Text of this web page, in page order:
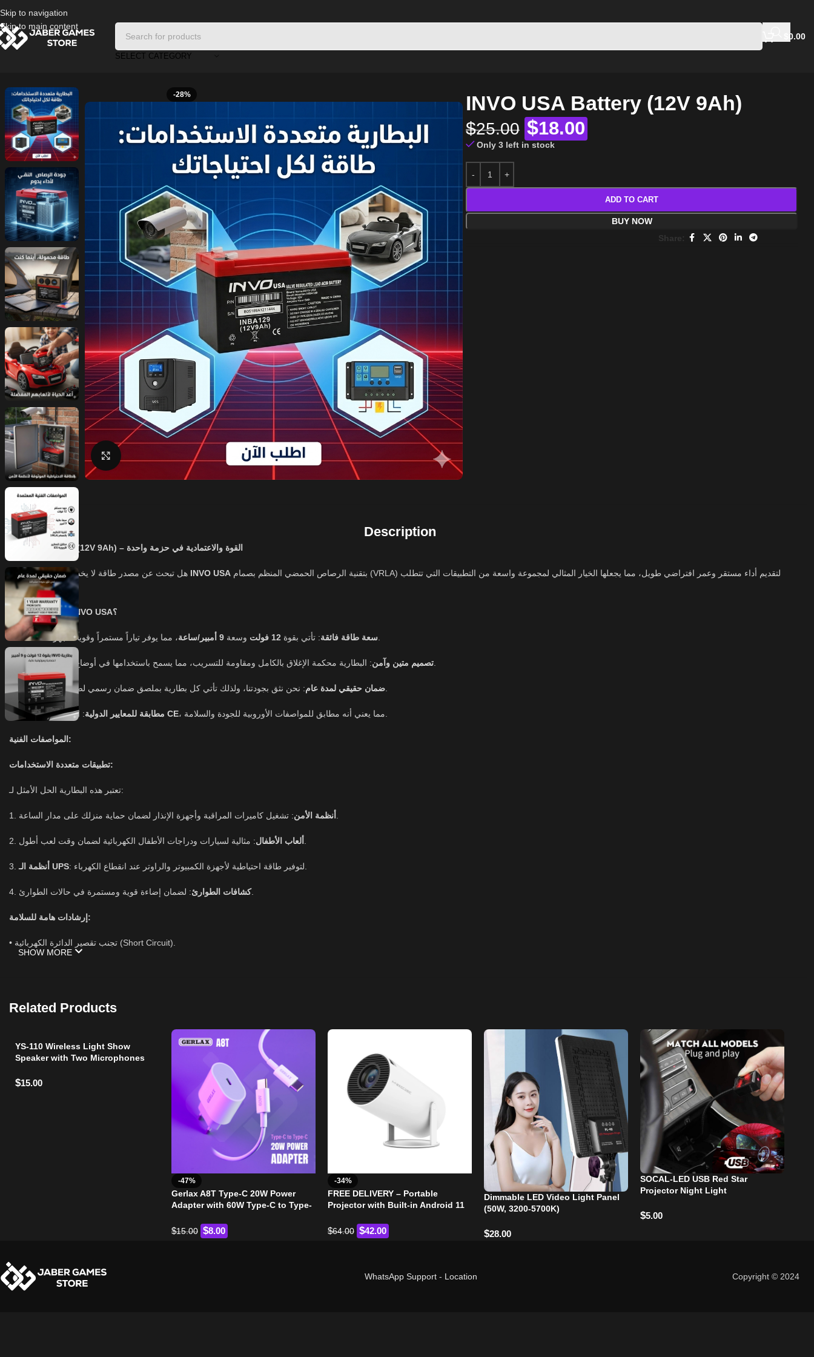
Skip to navigation
Skip to main content
SELECT CATEGORY
0.00
INVO USA Battery (12V 9Ah)
-28% INVO USA Battery (12V 9Ah)
$25.00 $18.00
Only 3 left in stock
ADD TO CART
BUY NOW
Share:
Description
بطارية INVO USA (12V 9Ah) – القوة والاعتمادية في حزمة واحدة
INVO USA
موثوقية عالية.
لماذا تختار بطارية INVO USA؟
• سعة طاقة فائقة: تأتي بقوة 12 فولت وسعة 9 أمبير/ساعة
تصميم متين وآمن
• ضمان حقيقي لمدة عام
• مطابقة للمعايير الدولية CE
المواصفات الفنية:
تطبيقات متعددة الاستخدامات:
تعتبر هذه البطارية الحل الأمثل لـ:
1. أنظمة الأمن
2. ألعاب الأطفال
3. أنظمة الـ UPS
4. كشافات الطوارئ: لضمان إضاءة قوية ومستمرة في حالات الطوارئ.
إرشادات هامة للسلامة:
• تجنب تقصير الدائرة الكهربائية (Short Circuit).
SHOW MORE
Related Products
YS-110 Wireless Light Show
Speaker with Two Microphones
$15.00
-47%
Gerlax A8T Type-C 20W Power
Adapter with 60W Type-C to Type-
$15.00 $8.00
-34%
FREE DELIVERY – Portable
Projector with Built-in Android 11
$64.00 $42.00
Dimmable LED Video Light Panel
(50W, 3200-5700K)
$28.00
SOCAL-LED USB Red Star
Projector Night Light
$5.00
WhatsApp Support- Location Copyright © 2024